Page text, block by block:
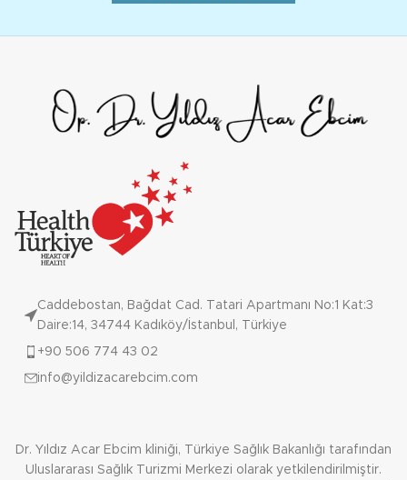
Caddebostan, Bağdat Cad. Tatari Apartmanı No:1 Kat:3
Daire:14, 34744 Kadıköy/İstanbul, Türkiye
+90 506 774 43 02
info@yildizacarebcim.com
Dr. Yıldız Acar Ebcim kliniği, Türkiye Sağlık Bakanlığı tarafından
Uluslararası Sağlık Turizmi Merkezi olarak yetkilendirilmiştir.